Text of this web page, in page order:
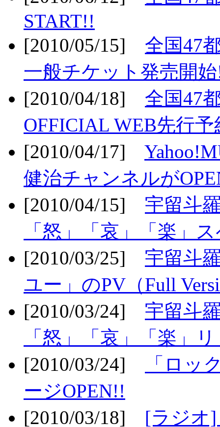
START!!
[2010/05/15] 全国47
一般チケット発売開
[2010/04/18] 全国47
OFFICIAL WEB先行
[2010/04/17]
健治チャンネルが
[2010/04/15] 宇留斗
「怒」「哀」「楽」
[2010/03/25] 宇留斗
ユー」のPV（Full
[2010/03/24] 宇留斗
「怒」「哀」「楽」
[2010/03/24]
「ロッ
ージOPEN!!
[2010/03/18] [ラジオ